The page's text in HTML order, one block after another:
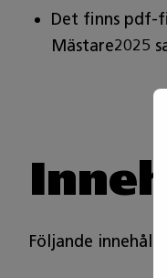
Det finns pdf-
Mästare2025
Följande